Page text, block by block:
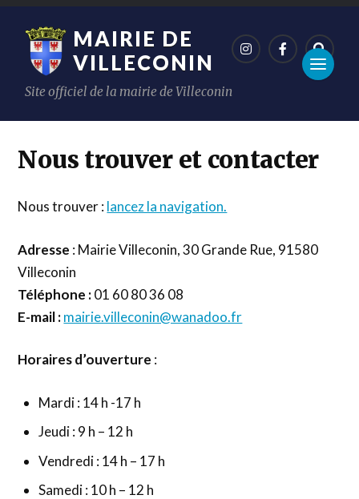
MAIRIE DE
VILLECONIN
Site officiel de la mairie de Villeconin
Nous trouver et contacter
Nous trouver :lancez la navigation.
Adresse : Mairie Villeconin, 30 Grande Rue, 91580
Villeconin
Téléphone :01 60 80 36 08
E-mail :mairie.villeconin@wanadoo.fr
Horaires d’ouverture :
Mardi : 14 h -17 h
Jeudi : 9 h – 12 h
Vendredi : 14 h – 17 h
Samedi : 10 h – 12 h